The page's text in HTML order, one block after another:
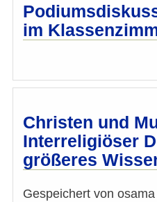
im
Christen und
Interreligiöser
größeres
Gespeichert von osama